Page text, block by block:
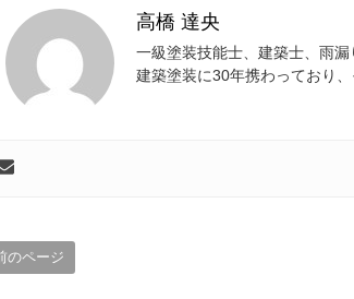
高橋 達央
一級塗装技能士、建築士、雨
建築塗装に30年携わっており
のページ